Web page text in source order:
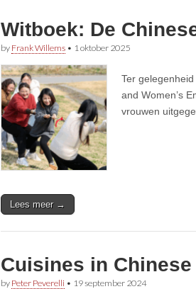
Witboek: De
by Frank Willems • 1 oktober 2025
Ter
and Women’s
vrouwen
Lees meer →
Cuisines in Chinese
by Peter Peverelli • 19 september 2024